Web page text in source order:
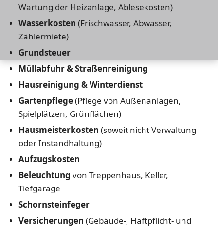
Wartung der Heizanlage, Ablesekosten)
Wasserkosten (Frischwasser, Abwasser,
Zählermiete)
Grundsteuer
Müllabfuhr & Straßenreinigung
Hausreinigung & Winterdienst
Gartenpflege(Pflege von Außenanlagen,
Spielplätzen, Grünflächen)
Hausmeisterkosten (soweit nicht Verwaltung
oder Instandhaltung)
Aufzugskosten
Beleuchtung von Treppenhaus, Keller,
Tiefgarage
Schornsteinfeger
Versicherungen (Gebäude-, Haftpflicht- und